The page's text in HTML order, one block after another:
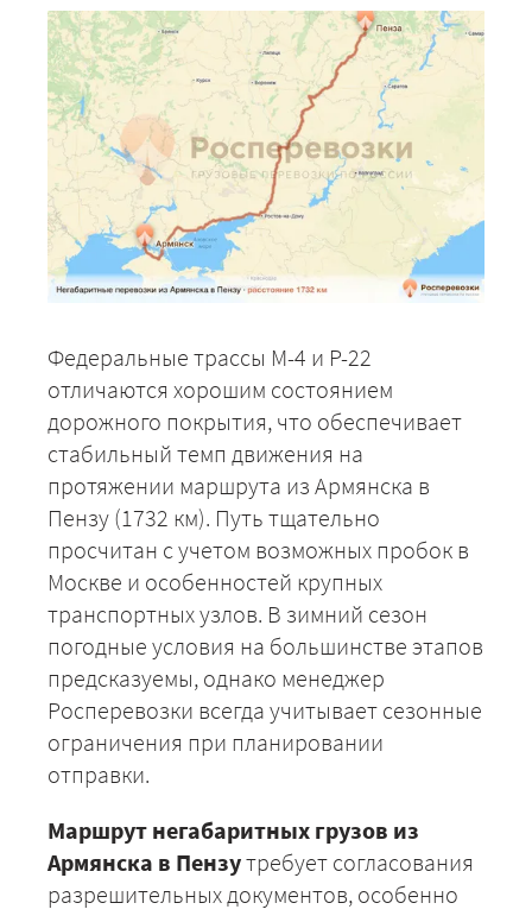
Федеральные трассы М-4 и Р-22
отличаются хорошим состоянием
дорожного покрытия, что обеспечивает
стабильный темп движения на
протяжении маршрута из Армянска в
Пензу (1732 км). Путь тщательно
просчитан с учетом возможных пробок в
Москве и особенностей крупных
транспортных узлов. В зимний сезон
погодные условия на большинстве этапов
предсказуемы, однако менеджер
Росперевозки всегда учитывает сезонные
ограничения при планировании
отправки.
Маршрут негабаритных грузов из
Армянска в Пензутребует согласования
разрешительных документов, особенно